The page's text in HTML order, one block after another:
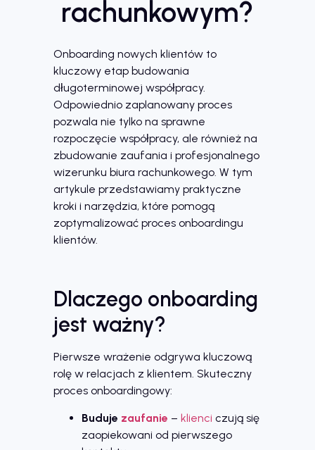
rachunkowym?
Onboarding nowych klientów to
kluczowy etap budowania
długoterminowej współpracy.
Odpowiednio zaplanowany proces
pozwala nie tylko na sprawne
rozpoczęcie współpracy, ale również na
zbudowanie zaufania i profesjonalnego
wizerunku biura rachunkowego. W tym
artykule przedstawiamy praktyczne
kroki i narzędzia, które pomogą
zoptymalizować proces onboardingu
klientów.
Dlaczego onboarding
jest ważny?
Pierwsze wrażenie odgrywa kluczową
rolę w relacjach z klientem. Skuteczny
proces onboardingowy:
Buduje zaufanie – klienci czują się
zaopiekowani od pierwszego